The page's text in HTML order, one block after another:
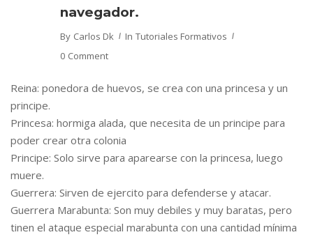
navegador.
By Carlos Dk In Tutoriales Formativos
0 Comment
Reina: ponedora de huevos, se crea con una princesa y un
principe.
Princesa: hormiga alada, que necesita de un principe para
poder crear otra colonia
Principe: Solo sirve para aparearse con la princesa, luego
muere.
Guerrera: Sirven de ejercito para defenderse y atacar.
Guerrera Marabunta: Son muy debiles y muy baratas, pero
tinen el ataque especial marabunta con una cantidad mínima